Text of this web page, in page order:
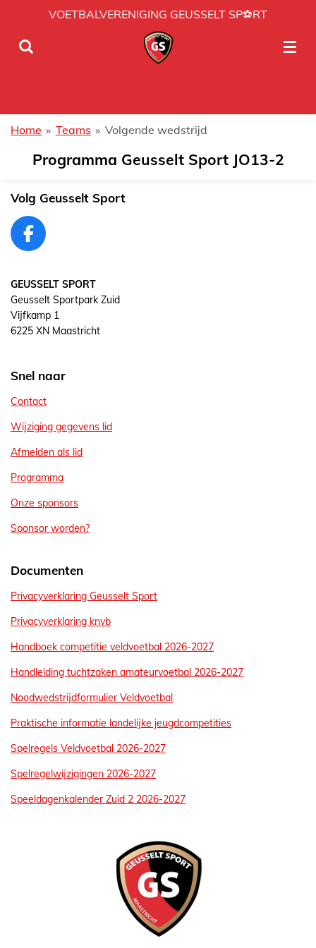
naar
VOETBALVERENIGING GEUSSELT SP⚽RT
Home » Teams » Volgende wedstrijd
Programma Geusselt Sport JO13-2
Volg Geusselt Sport
F
e
b
o
GEUSSELT SPORT
Geusselt Sportpark Zuid
Vijfkamp 1
6225 XN Maastricht
Snel naar
Contact
Wijziging gegevens lid
Afmelden als lid
Programma
Onze sponsors
Sponsor worden?
Documenten
Privacyverklaring Geusselt Sport
Privacyverklaring knvb
Handboek competitie veldvoetbal 2026-2027
Handleiding tuchtzaken amateurvoetbal 2026-2027
Noodwedstrijdformulier Veldvoetbal
Praktische informatie landelijke jeugdcompetities
Spelregels Veldvoetbal 2026-2027
Spelregelwijzigingen 2026-2027
Speeldagenkalender Zuid 2 2026-2027